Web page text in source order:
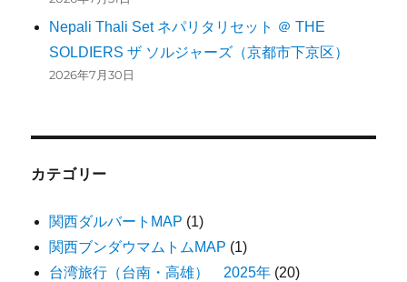
Nepali Thali Set ネパリタリセット ＠ THE
SOLDIERS ザ ソルジャーズ（京都市下京区）
2026年7月30日
カテゴリー
関西ダルバートMAP (1)
関西ブンダウマムトムMAP (1)
台湾旅行（台南・高雄） 2025年 (20)